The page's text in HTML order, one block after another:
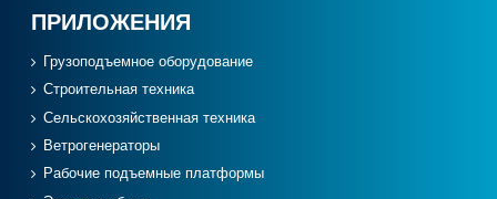
ПРИЛОЖЕНИЯ
Грузоподъемное оборудование
Cтроительная техника
Сельскохозяйственная техника
Ветрогенераторы
Рабочие подъемные платформы